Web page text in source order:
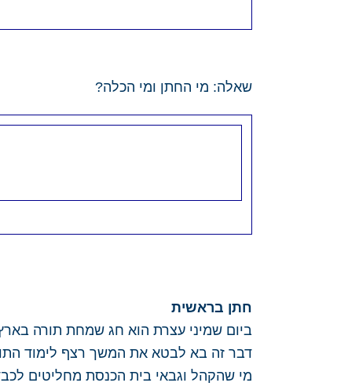
שאלה: מי החתן ומי הכלה?
חתן בראשית
ביום שמיני עצרת הוא חג שמחת תורה
דבר זה בא לבטא את המשך רצף לימוד
מי שהקהל וגבאי בית הכנסת מחליטים